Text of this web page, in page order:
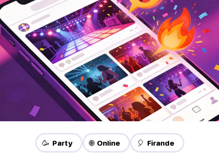
🥳 Party 🌐 Online 🎈 Firande